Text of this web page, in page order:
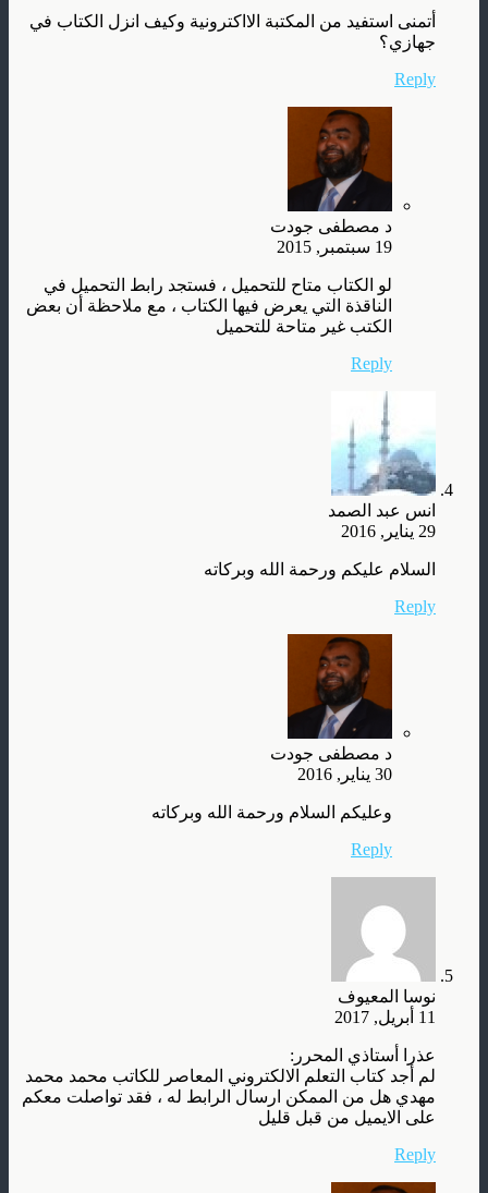
أتمنى استفيد من المكتبة الااكترونية وكيف انزل الكتاب في
جهازي؟
Reply
د مصطفى جودت
19 سبتمبر, 2015
لو الكتاب متاح للتحميل ، فستجد رابط التحميل في
الناقذة التي يعرض فيها الكتاب ، مع ملاحظة أن بعض
الكتب غير متاحة للتحميل
Reply
انس عبد الصمد
29 يناير, 2016
السلام عليكم ورحمة الله وبركاته
Reply
د مصطفى جودت
30 يناير, 2016
وعليكم السلام ورحمة الله وبركاته
Reply
نوسا المعيوف
11 أبريل, 2017
عذرا أستاذي المحرر:
لم أجد كتاب التعلم الالكتروني المعاصر للكاتب محمد محمد
مهدي هل من الممكن ارسال الرابط له ، فقد تواصلت معكم
على الايميل من قبل قليل
Reply